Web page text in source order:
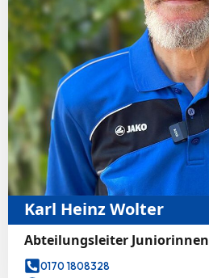
Karl Heinz Wolter
Abteilungsleiter Juniorinnen
0170 1808328